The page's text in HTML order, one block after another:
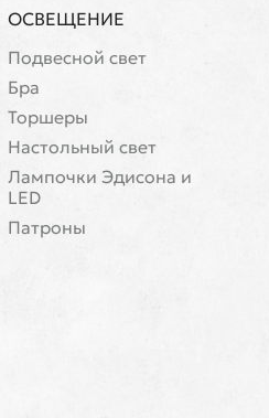
ОСВЕЩЕНИЕ
Подвесной свет
Бра
Торшеры
Настольный свет
Лампочки Эдисона и
LED
Патроны